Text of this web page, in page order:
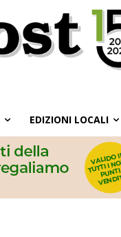
EDIZIONI LOCALI